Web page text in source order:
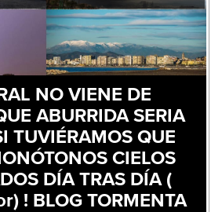
NO VIENE DE
ABURRIDA SERIA
TUVIÉRAMOS QUE
CIELOS
DÍA TRAS DÍA (
! BLOG TORMENTA